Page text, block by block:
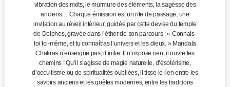
vibration des mots, le murmure des éléments, la sagesse des
anciens… Chaque émission est un rite de passage, une
invitation au réveil intérieur, guidée par cette devise du temple
de Delphes, gravée dans l’éther de son parcours : « Connais-
toi toi-même, et tu connaîtras l’univers et les dieux. » Mandala
Chakras n’enseigne pas, il initie. Il n’impose rien, il ouvre les
chemins ! Qu’il s’agisse de magie naturelle, d’ésotérisme,
d’occultisme ou de spiritualités oubliées, il tisse le lien entre les
savoirs anciens et les quêtes modernes, entre les traditions